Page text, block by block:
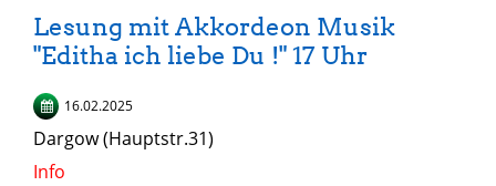
Lesung mit Akkordeon Musik
"Editha ich liebe Du !" 17 Uhr
16.02.2025
Dargow (Hauptstr.31)
Info